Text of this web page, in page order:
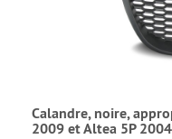
Calandre, noire,
2009 et Altea 5P